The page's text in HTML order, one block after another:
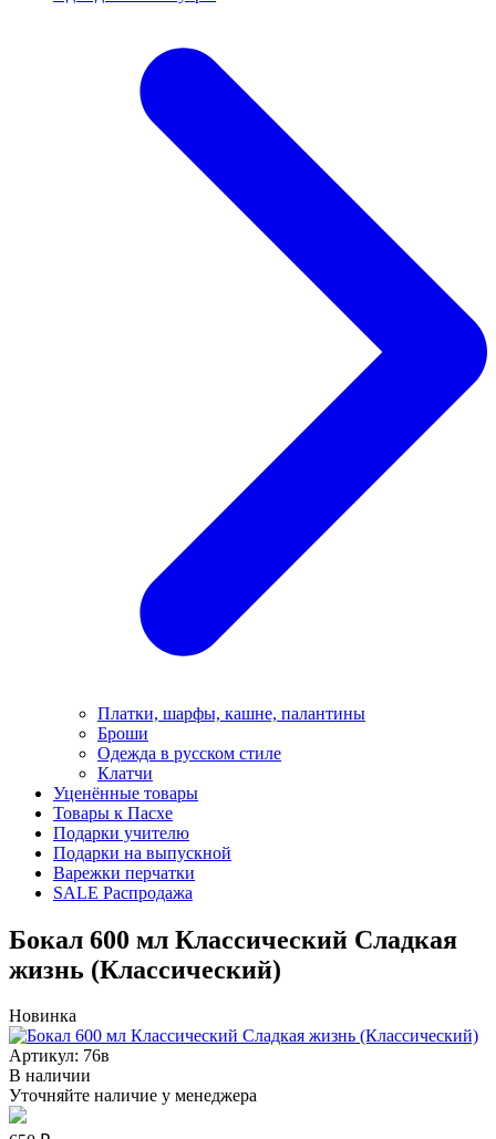
Платки, шарфы, кашне, палантины
Броши
Одежда в русском стиле
Клатчи
Уценённые товары
Товары к Пасхе
Подарки учителю
Подарки на выпускной
Варежки перчатки
SALE Распродажа
Бокал 600 мл Классический Сладкая
жизнь (Классический)
Новинка
Артикул: 76в
В наличии
Уточняйте наличие у менеджера